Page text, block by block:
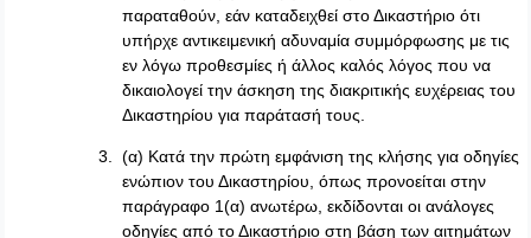
παραταθούν, εάν καταδειχθεί στο Δικαστήριο ότι
υπήρχε αντικειμενική αδυναμία συμμόρφωσης με τις
εν λόγω προθεσμίες ή άλλος καλός λόγος που να
δικαιολογεί την άσκηση της διακριτικής ευχέρειας του
Δικαστηρίου για παράτασή τους.
3. (α) Κατά την πρώτη εμφάνιση της κλήσης για οδηγίες
ενώπιον του Δικαστηρίου, όπως προνοείται στην
παράγραφο 1(α) ανωτέρω, εκδίδονται οι ανάλογες
οδηγίες από το Δικαστήριο στη βάση των αιτημάτων